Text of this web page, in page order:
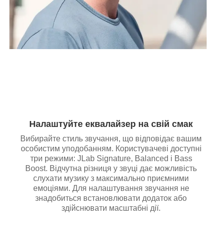
Налаштуйте еквалайзер на свій смак
Вибирайте стиль звучання, що відповідає вашим
особистим уподобанням. Користувачеві доступні
три режими: JLab Signature, Balanced і Bass
Boost. Відчутна різниця у звуці дає можливість
слухати музику з максимально приємними
емоціями. Для налаштування звучання не
знадобиться встановлювати додаток або
здійснювати масштабні дії.